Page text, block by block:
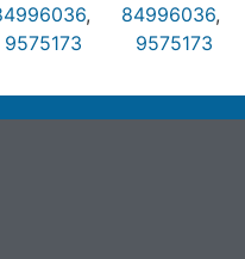
,
9575173
84996036,
9575173